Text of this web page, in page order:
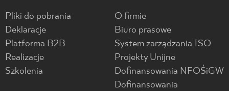
Pliki do pobrania
Deklaracje
Platforma B2B
Realizacje
Szkolenia
O firmie
Biuro prasowe
System zarządzania ISO
Projekty Unijne
Dofinansowania NFOŚiGW
Dofinansowania